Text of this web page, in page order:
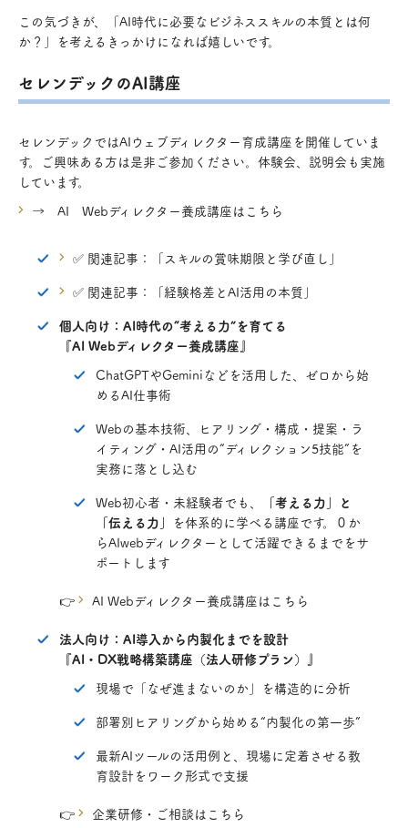
この気づきが、「AI時代に必要なビジネススキルの本質とは何
か？」を考えるきっかけになれば嬉しいです。
セレンデックのAI講座
セレンデックではAIウェブディレクター育成講座を開催していま
す。ご興味ある方は是非ご参加ください。体験会、説明会も実施
しています。
→ AI Webディレクター養成講座はこちら
✅ 関連記事：「スキルの賞味期限と学び直し」
✅ 関連記事：「経験格差とAI活用の本質」
個人向け：AI時代の“考える力”を育てる
『AI Webディレクター養成講座』
ChatGPTやGeminiなどを活用した、ゼロから始
めるAI仕事術
Webの基本技術、ヒアリング・構成・提案・ラ
イティング・AI活用の“ディレクション5技能”を
実務に落とし込む
Web初心者・未経験者でも、
「考える力」と
「伝える力」 を体系的に学べる講座です。０か
らAIwebディレクターとして活躍できるまでをサ
ポートします
👉 AI Webディレクター養成講座はこちら
法人向け：AI導入から内製化までを設計
『AI・DX戦略構築講座（法人研修プラン）』
現場で「なぜ進まないのか」を構造的に分析
部署別ヒアリングから始める“内製化の第一歩”
最新AIツールの活用例と、現場に定着させる教
育設計をワーク形式で支援
👉 企業研修・ご相談はこちら